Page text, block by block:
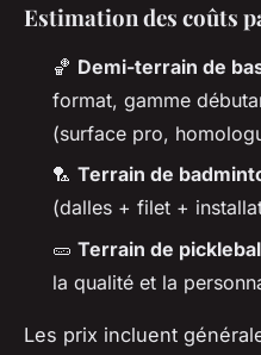
Estimation des coûts
🏀 Demi-terrain de
format, gamme
(surface pro,
🏸 Terrain de
(dalles + filet +
🥒 Terrain de
la qualité et la
Les prix incluent